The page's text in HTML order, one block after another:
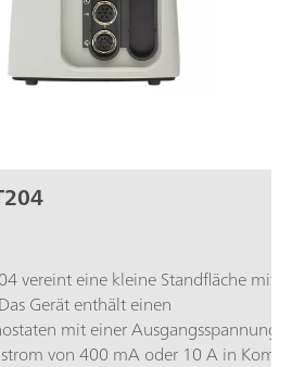
vereint eine kleine Standfläche mit
Gerät enthält einen
mit einer Ausgangsspannung
von 400 mA oder 10 A in